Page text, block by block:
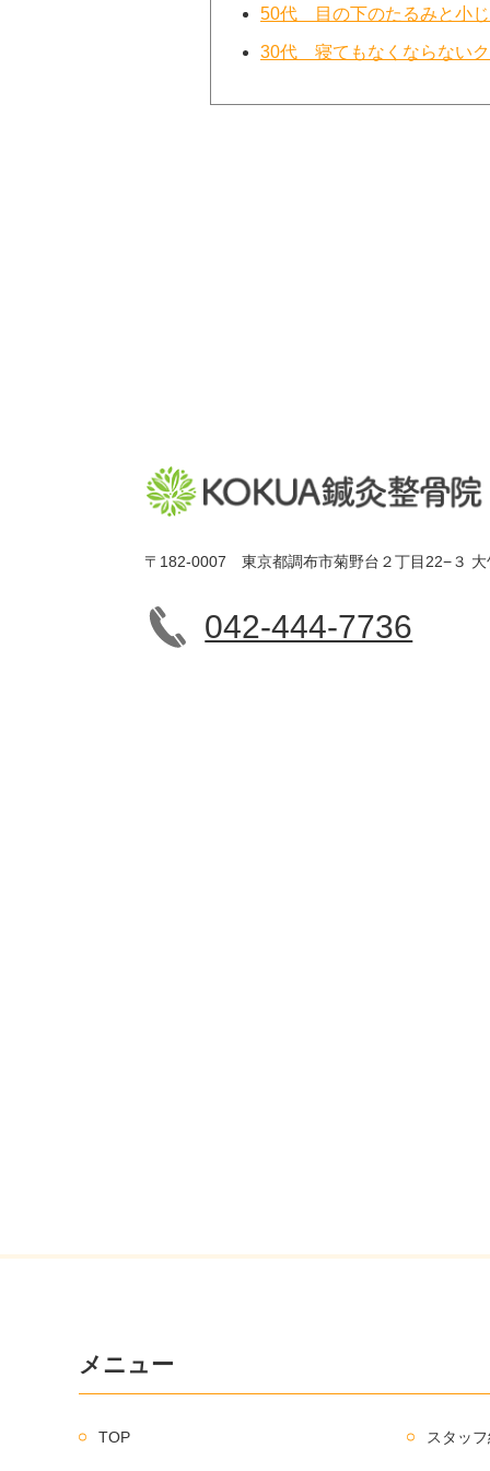
50代 目の下のたるみと小
30代 寝てもなくならない
〒182-0007 東京都調布市菊野台２丁目22−３ 大
042-444-7736
メニュー
TOP スタッ